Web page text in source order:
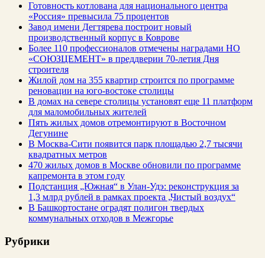
Готовность котлована для национального центра
«Россия» превысила 75 процентов
Завод имени Дегтярева построит новый
производственный корпус в Коврове
Более 110 профессионалов отмечены наградами НО
«СОЮЗЦЕМЕНТ» в преддверии 70-летия Дня
строителя
Жилой дом на 355 квартир строится по программе
реновации на юго-востоке столицы
В домах на севере столицы установят еще 11 платформ
для маломобильных жителей
Пять жилых домов отремонтируют в Восточном
Дегунине
В Москва-Сити появится парк площадью 2,7 тысячи
квадратных метров
470 жилых домов в Москве обновили по программе
капремонта в этом году
Подстанция „Южная“ в Улан‑Удэ: реконструкция за
1,3 млрд рублей в рамках проекта „Чистый воздух“
В Башкортостане оградят полигон твердых
коммунальных отходов в Межгорье
Рубрики